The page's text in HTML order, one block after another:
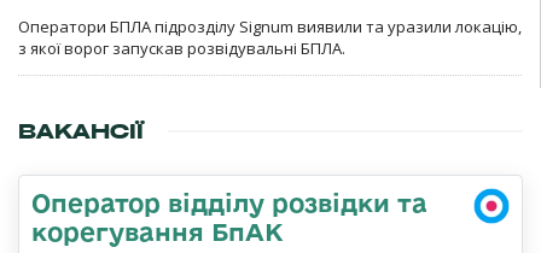
Оператори БПЛА підрозділу Signum виявили та уразили локацію,
з якої ворог запускав розвідувальні БПЛА.
ВАКАНСІЇ
Оператор відділу розвідки та
корегування БпАК